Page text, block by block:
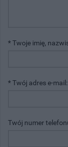
* Twoje imię,
* Twój adres e-mail:
Twój numer